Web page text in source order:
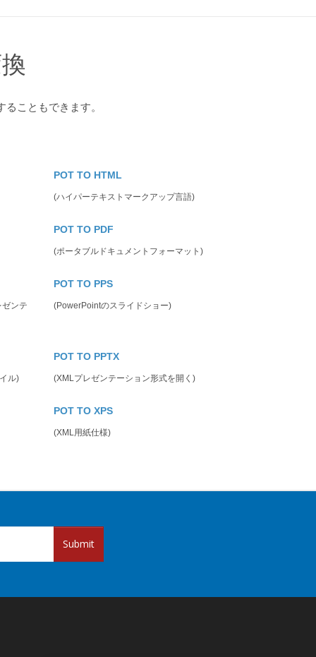
こともできます。
POT TO HTML
(ハイパーテキストマークアップ言語)
POT TO PDF
(ポータブルドキュメントフォーマット)
ンテ
POT TO PPS
(PowerPointのスライドショー)
ル)
POT TO PPTX
(XMLプレゼンテーション形式を開く)
POT TO XPS
(XML用紙仕様)
Submit